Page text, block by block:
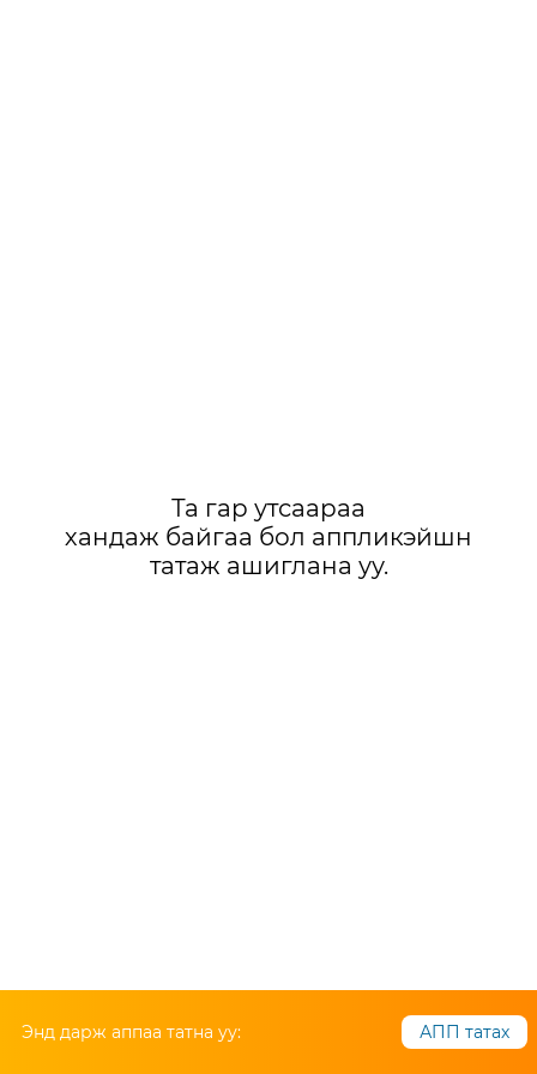
Та гар утсаараа
хандаж байгаа бол аппликэйшн
татаж ашиглана уу.
Энд дарж аппаа татна уу: АПП татах